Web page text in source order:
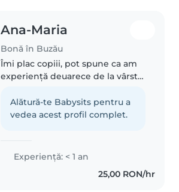
Ana-Maria
Bonă în Buzău
Îmi plac copiii, pot spune ca am
experiență deuarece de la vârsta
mea mai mică care în prezent
are 7 ani . Sunt o persoane care
Alătură-te Babysits pentru a
vedea acest profil complet.
Experienţă: < 1 an
25,00 RON/hr